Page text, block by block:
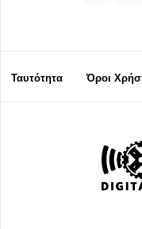
Ταυτότητα Όροι